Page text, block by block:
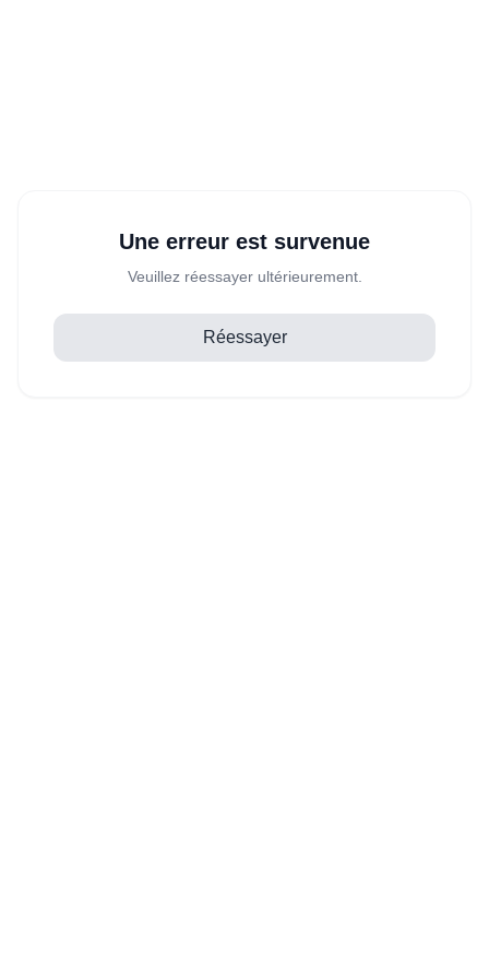
Une erreur est survenue
Veuillez réessayer ultérieurement.
Réessayer